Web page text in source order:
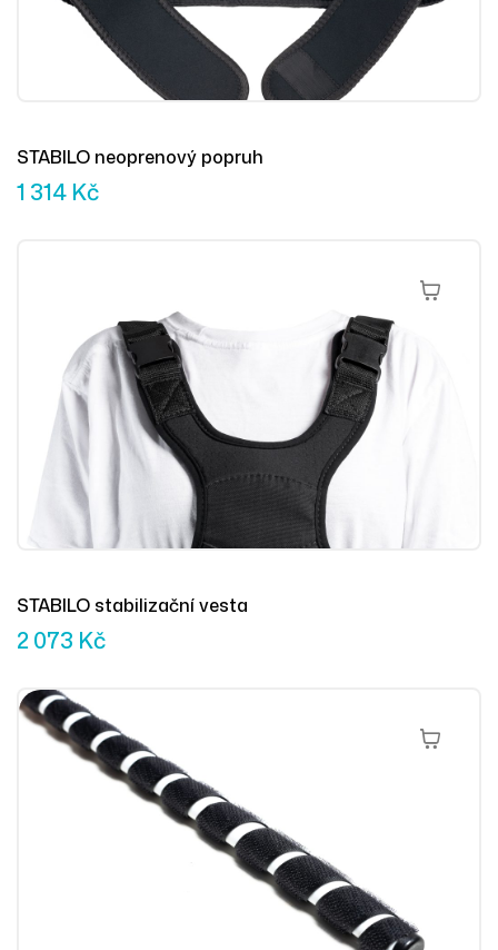
STABILO neoprenový popruh
1 314 Kč
Přidat Do
STABILO stabilizační vesta
2 073 Kč
Přidat Do